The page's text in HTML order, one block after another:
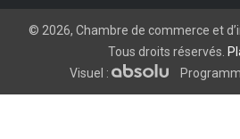
© 2026, Chambre de commerce et
Tous droits réservés.
Visuel :